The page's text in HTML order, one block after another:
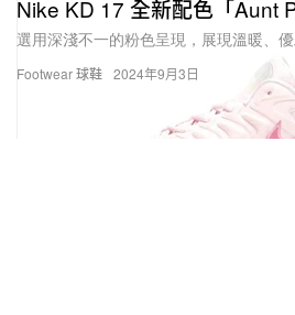
Footwear 球鞋
Nike KD 17 全新配色「Aunt
選用深淺不一的粉色呈現，展現溫暖、優
2024年9月3日